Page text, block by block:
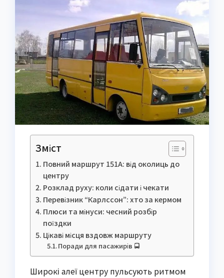
Зміст
Повний маршрут 151А: від околиць до
центру
Розклад руху: коли сідати і чекати
Перевізник “Карлссон”: хто за кермом
Плюси та мінуси: чесний розбір
поїздки
Цікаві місця вздовж маршруту
Поради для пасажирів 🚍
Широкі алеї центру пульсують ритмом